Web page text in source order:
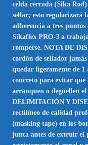
celda cerrada (Sika
sellar; esto regularizará
adherencia a tres
Sikaflex PRO-3 a
romperse. NOTA DE
cordón de sellador
quedar ligeramente de
concreto para evitar que
arranquen o degüellen
DELIMITACIÓN Y
rectilíneo de calidad
(masking tape) en los
junta antes de extruir el